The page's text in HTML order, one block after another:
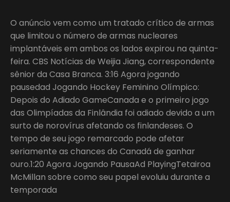
O anúncio vem como um tratado crítico de armas
que limitou o número de armas nucleares
implantáveis em ambos os lados expirou na quinta-
feira. CBS Notícias de Weijia Jiang, correspondente
sênior da Casa Branca. 3:16 Agora jogando
pausedad Jogando Hockey Feminino Olímpico:
Depois do Adiado GameCanada e o primeiro jogo
das Olimpíadas da Finlândia foi adiado devido a um
surto de norovírus afetando os finlandeses. O
tempo de seu jogo remarcado pode afetar
seriamente as chances do Canadá de ganhar
ouro.1:20 Agora Jogando PausaAd PlayingTetairoa
McMillan sobre como seu papel evoluiu durante a
temporada